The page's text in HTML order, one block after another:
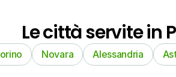
Le città servite in
Novara Alessandria